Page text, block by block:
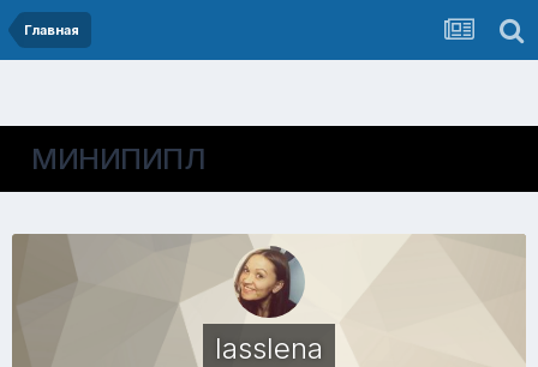
Главная
МИНИПИПЛ
lasslena